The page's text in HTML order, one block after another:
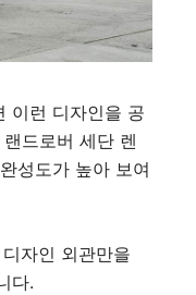
이런 디자인을 공
드로버 세단 렌
성도가 높아 보여
자인 외관만을
다.